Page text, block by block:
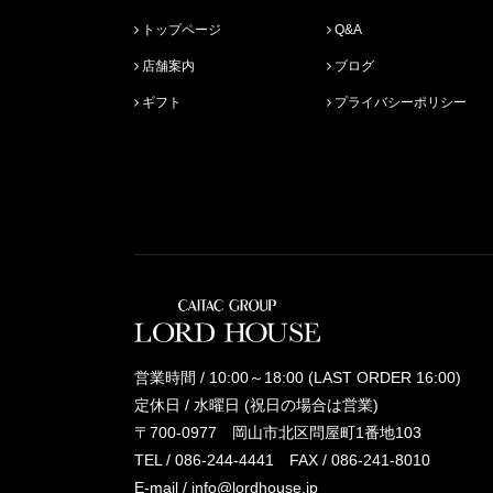
トップページ
店舗案内
ギフト
Q&A
ブログ
プライバシーポリシー
営業時間 / 10:00～18:00 (LAST ORDER 16:00)
定休日 / 水曜日 (祝日の場合は営業)
〒700-0977 岡山市北区問屋町1番地103
TEL / 086-244-4441
FAX / 086-241-8010
E-mail / info@lordhouse.jp